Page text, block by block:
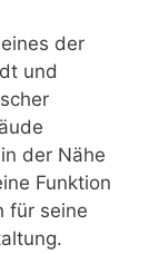
der
und
der Nähe
Funktion
für seine